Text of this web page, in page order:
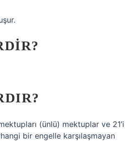
(ünlü) mektuplar ve 21’i
bir engelle karşılaşmayan